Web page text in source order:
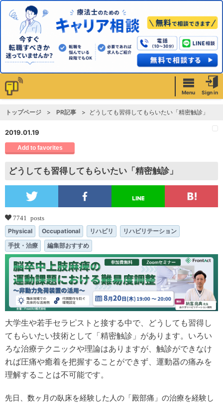
Menu Sign in
トップページ PR記事 どうしても習得してもらいたい「精密触診」
2019.01.19
Add to favorites
どうしても習得してもらいたい「精密触診」
7741 posts
Physical Occupational リハビリ
リハビリテーション
手技・治療
編集部おすすめ
大学生や若手セラピストと接する中で、どうしても習得し
てもらいたい技術として「精密触診」があります。いろい
ろな治療テクニックや理論はありますが、触診ができなけ
れば圧痛や癒着を把握することができず、運動器の痛みを
理解することは不可能です。
先日、数ヶ月の臥床を経験した人の「殿部痛」の治療を経験し